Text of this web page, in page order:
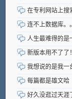
在专利网站上搜
连不上数据库。
人生最难得的是
新版本用不了了
我想说的是我一
每篇都是雄文哈
好久没逛过天涯